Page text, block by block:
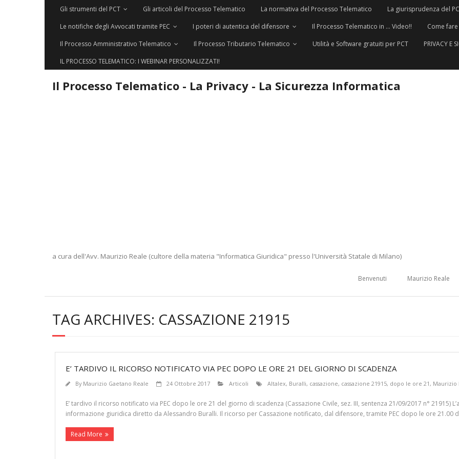
Gli strumenti del PCT Gli articoli del Processo Telematico La normativa del Processo Telematico
La giurisprudenza del
Le notifiche degli Avvocati tramite PEC
I poteri di autentica del difensore Il Processo Telematico in … Video!!
Come
Il Processo Amministrativo Telematico
Il Processo Tributario Telematico Utilità e Software gratuiti per PCT
PRIVACY E
IL PROCESSO TELEMATICO: I WEBINAR PERSONALIZZATI!
Il Processo Telematico - La Privacy - La Sicurezza Informatica
a cura dell'Avv. Maurizio Reale (cultore della materia "Informatica Giuridica" presso l'Università Statale di Milano)
Benvenuti Maurizio Reale
TAG ARCHIVES: CASSAZIONE 21915
E’ TARDIVO IL RICORSO NOTIFICATO VIA PEC DOPO LE ORE 21 DEL GIORNO DI SCADENZA
By Maurizio Gaetano Reale 24 Ottobre 2017 Articoli Altalex, Buralli, cassazione, cassazione 21915, dopo le ore 21, Maurizio
E’ tardivo il ricorso notificato via PEC dopo le ore 21 del giorno di scadenza (Cassazione Civile, sez. III, sentenza 21/09/2017 n° 21915)
informazione giuridica diretto da Alessandro Buralli. Il ricorso per Cassazione notificato, dal difensore, tramite PEC dopo le ore
Read More